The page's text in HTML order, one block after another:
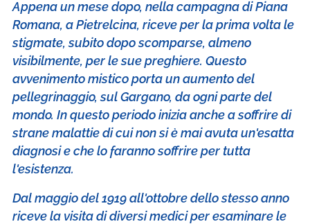
Appena un mese dopo, nella campagna di Piana
Romana, a Pietrelcina, riceve per la prima volta le
stigmate, subito dopo scomparse, almeno
visibilmente, per le sue preghiere. Questo
avvenimento mistico porta un aumento del
pellegrinaggio, sul Gargano, da ogni parte del
mondo. In questo periodo inizia anche a soffrire di
strane malattie di cui non si è mai avuta un'esatta
diagnosi e che lo faranno soffrire per tutta
l'esistenza.
Dal maggio del 1919 all'ottobre dello stesso anno
riceve la visita di diversi medici per esaminare le